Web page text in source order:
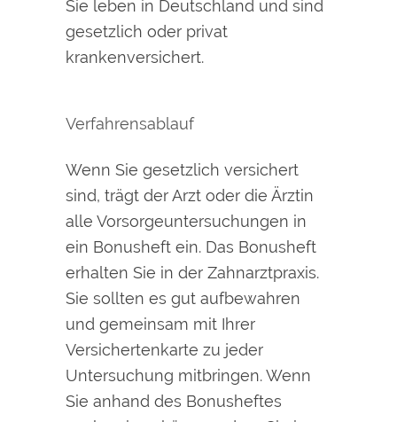
Sie leben in Deutschland und sind
gesetzlich oder privat
krankenversichert.
Verfahrensablauf
Wenn Sie gesetzlich versichert
sind, trägt der Arzt oder die Ärztin
alle Vorsorgeuntersuchungen in
ein Bonusheft ein. Das Bonusheft
erhalten Sie in der Zahnarztpraxis.
Sie sollten es gut aufbewahren
und gemeinsam mit Ihrer
Versichertenkarte zu jeder
Untersuchung mitbringen. Wenn
Sie anhand des Bonusheftes